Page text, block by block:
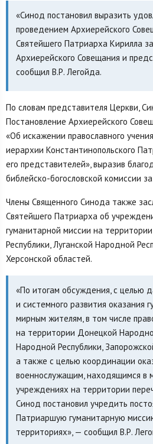
«Синод постановил выразить
проведением Архиерейского
Святейшего Патриарха Кирилла
Архиерейского Совещания и
сообщил В.Р. Легойда.
По словам представителя Церкви,
Постановление Архиерейского
«Об искажении православного
иерархии Константинопольского
его представителей», выразив
библейско-богословской комиссии
Члены Священного Синода также
Святейшего Патриарха об
гуманитарной миссии на
Республики, Луганской Народной
Херсонской областей.
«По итогам обсуждения, с целью
и системного развития оказания
мирным жителям, в том числе
на территории Донецкой
Народной Республики,
а также с целью координации
военнослужащим, находящимся в
учреждениях на территории
Синод постановил учредить
Патриаршую гуманитарную
территориях», — сообщил В.Р.